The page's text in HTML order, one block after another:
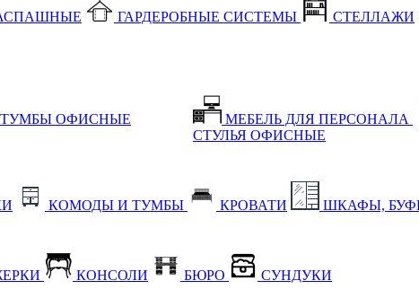
ГАРДЕРОБНЫЕ СИСТЕМЫ СТЕЛЛАЖИ
ТУМБЫ ОФИСНЫЕ
МЕБЕЛЬ ДЛЯ ПЕРСОНАЛА
СТУЛЬЯ ОФИСНЫЕ
КОМОДЫ И ТУМБЫ КРОВАТИ ШКАФЫ,
КОНСОЛИ БЮРО СУНДУКИ